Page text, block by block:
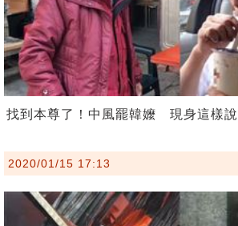
找到本尊了！中風罷韓嬤 現身這樣說
2020/01/15 17:13